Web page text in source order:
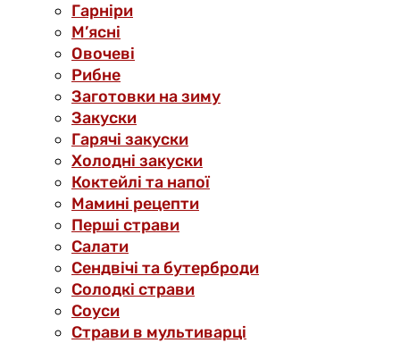
Гарніри
М’ясні
Овочеві
Рибне
Заготовки на зиму
Закуски
Гарячі закуски
Холодні закуски
Коктейлі та напої
Мамині рецепти
Перші страви
Салати
Сендвічі та бутерброди
Солодкі страви
Соуси
Страви в мультиварці